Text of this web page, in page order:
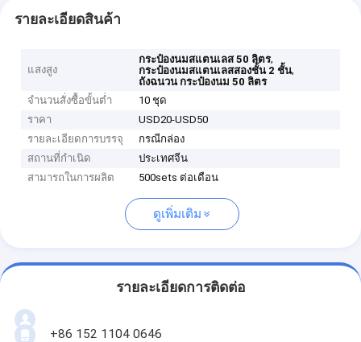
รายละเอียดสินค้า
แสงสูง
กระป๋องนมสแตนเลส 50 ลิตร,
กระป๋องนมสแตนเลสสองชั้น 2 ชั้น,
ถังฉนวน กระป๋องนม 50 ลิตร
จำนวนสั่งซื้อขั้นต่ำ
10 ชุด
ราคา
USD20-USD50
รายละเอียดการบรรจุ
กรณีกล่อง
สถานที่กำเนิด
ประเทศจีน
สามารถในการผลิต
500sets ต่อเดือน
ดูเพิ่มเติม
รายละเอียดการติดต่อ
+86 152 1104 0646